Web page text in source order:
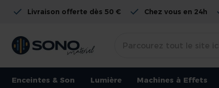
Livraison offerte dès 50 € Chez vous en 24h
Enceintes & Son Lumière Machines à Effets